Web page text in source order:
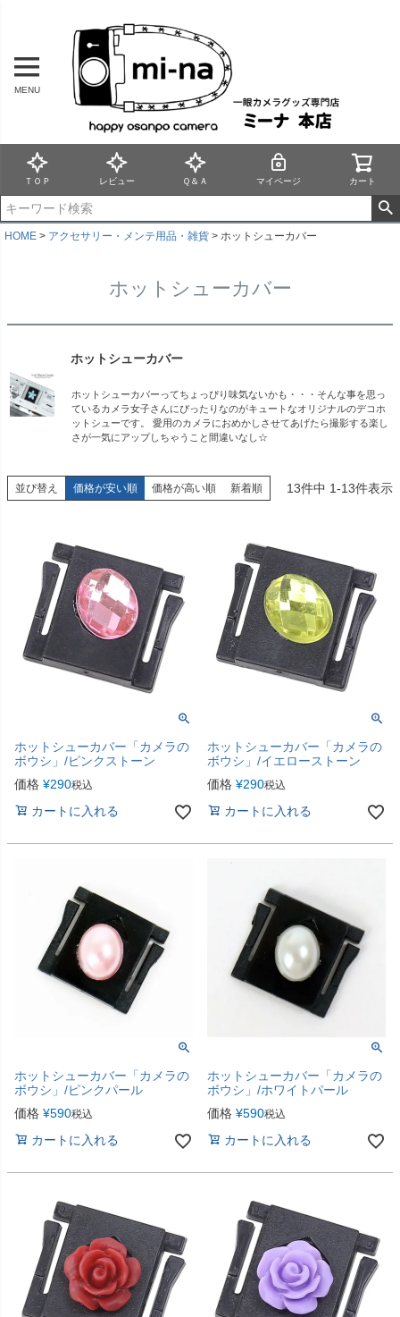
MENU
ＴＯＰ レビュー Ｑ＆Ａ マイページ カート
HOME アクセサリー・メンテ用品・雑貨 ホットシューカバー
ホットシューカバー
ホットシューカバー
ホットシューカバーってちょっぴり味気ないかも・・・そんな事を思っ
ているカメラ女子さんにぴったりなのがキュートなオリジナルのデコホ
ットシューです。 愛用のカメラにおめかしさせてあげたら撮影する楽し
さが一気にアップしちゃうこと間違いなし☆
並び替え 価格が安い順 価格が高い順 新着順 13件中 1-13件表示
ホットシューカバー「カメラの
ボウシ」/ピンクストーン
価格 ¥290税込
カートに入れる
ホットシューカバー「カメラの
ボウシ」/イエローストーン
価格 ¥290税込
カートに入れる
ホットシューカバー「カメラの
ボウシ」/ピンクパール
価格 ¥590税込
カートに入れる
ホットシューカバー「カメラの
ボウシ」/ホワイトパール
価格 ¥590税込
カートに入れる